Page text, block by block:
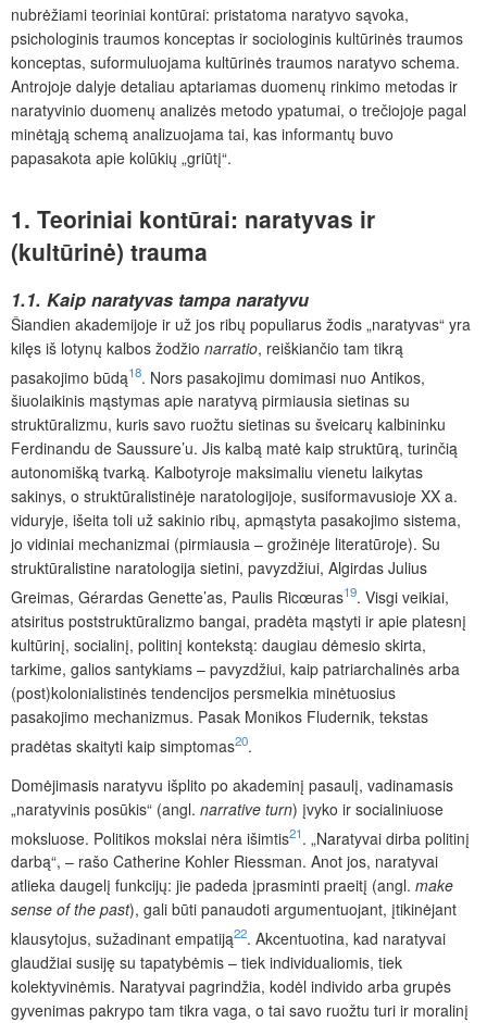
nubrėžiami teoriniai kontūrai: pristatoma naratyvo sąvoka,
psichologinis traumos konceptas ir sociologinis kultūrinės traumos
konceptas, suformuluojama kultūrinės traumos naratyvo schema.
Antrojoje dalyje detaliau aptariamas duomenų rinkimo metodas ir
naratyvinio duomenų analizės metodo ypatumai, o trečiojoje pagal
minėtąją schemą analizuojama tai, kas informantų buvo
papasakota apie kolūkių „griūtį“.
1. Teoriniai kontūrai: naratyvas ir
(kultūrinė) trauma
1.1. Kaip naratyvas tampa naratyvu
Šiandien akademijoje ir už jos ribų populiarus žodis „naratyvas“ yra
kilęs iš lotynų kalbos žodžio narratio, reiškiančio tam tikrą
pasakojimo būdą18. Nors pasakojimu domimasi nuo Antikos,
šiuolaikinis mąstymas apie naratyvą pirmiausia sietinas su
struktūralizmu, kuris savo ruožtu sietinas su šveicarų kalbininku
Ferdinandu de Saussure’u. Jis kalbą matė kaip struktūrą, turinčią
autonomišką tvarką. Kalbotyroje maksimaliu vienetu laikytas
sakinys, o struktūralistinėje naratologijoje, susiformavusioje XX a.
viduryje, išeita toli už sakinio ribų, apmąstyta pasakojimo sistema,
jo vidiniai mechanizmai (pirmiausia – grožinėje literatūroje). Su
struktūralistine naratologija sietini, pavyzdžiui, Algirdas Julius
Greimas, Gérardas Genette’as, Paulis Ricœuras19. Visgi veikiai,
atsiritus poststruktūralizmo bangai, pradėta mąstyti ir apie platesnį
kultūrinį, socialinį, politinį kontekstą: daugiau dėmesio skirta,
tarkime, galios santykiams – pavyzdžiui, kaip patriarchalinės arba
(post)kolonialistinės tendencijos persmelkia minėtuosius
pasakojimo mechanizmus. Pasak Monikos Fludernik, tekstas
pradėtas skaityti kaip simptomas20.
Domėjimasis naratyvu išplito po akademinį pasaulį, vadinamasis
„naratyvinis posūkis“ (angl. narrative turn) įvyko ir socialiniuose
moksluose. Politikos mokslai nėra išimtis21. „Naratyvai dirba politinį
darbą“, – rašo Catherine Kohler Riessman. Anot jos, naratyvai
atlieka daugelį funkcijų: jie padeda įprasminti praeitį (angl. make
sense of the past), gali būti panaudoti argumentuojant, įtikinėjant
klausytojus, sužadinant empatiją22. Akcentuotina, kad naratyvai
glaudžiai susiję su tapatybėmis – tiek individualiomis, tiek
kolektyvinėmis. Naratyvai pagrindžia, kodėl individo arba grupės
gyvenimas pakrypo tam tikra vaga, o tai savo ruožtu turi ir moralinį